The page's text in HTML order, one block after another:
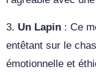
3. Un Lapin : Ce
entêtant sur le
émotionnelle et